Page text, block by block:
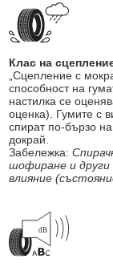
Клас на
„Сцепление с
способност на
настилка се
оценка). Гумите с
спират по-бързо
докрай.
Забележка:
шофиране и
влияние